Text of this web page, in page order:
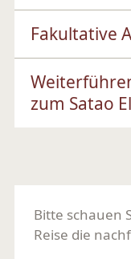
Fakultative
zum Satao
Bitte schauen
Reise die